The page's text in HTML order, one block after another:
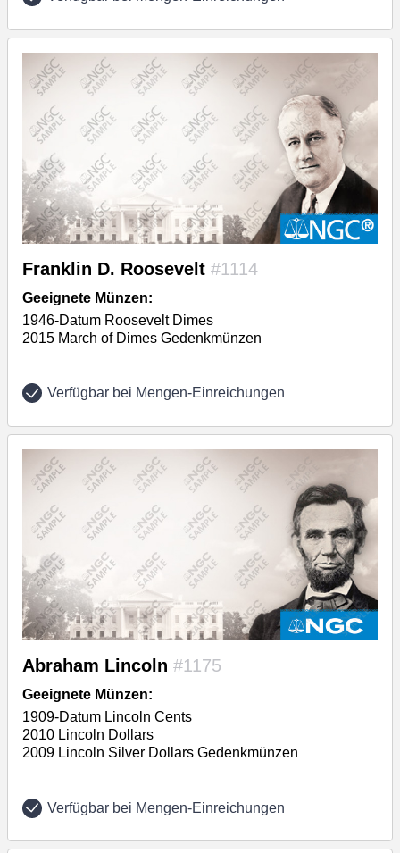
Franklin D. Roosevelt #1114
Geeignete Münzen:
1946-Datum Roosevelt Dimes
2015 March of Dimes Gedenkmünzen
Verfügbar bei Mengen-Einreichungen
Abraham Lincoln #1175
Geeignete Münzen:
1909-Datum Lincoln Cents
2010 Lincoln Dollars
2009 Lincoln Silver Dollars Gedenkmünzen
Verfügbar bei Mengen-Einreichungen